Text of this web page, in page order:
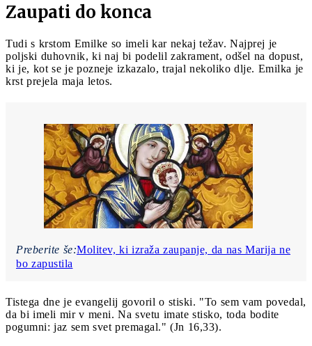
Zaupati do konca
Tudi s krstom Emilke so imeli kar nekaj težav. Najprej je
poljski duhovnik, ki naj bi podelil zakrament, odšel na dopust,
ki je, kot se je pozneje izkazalo, trajal nekoliko dlje. Emilka je
krst prejela maja letos.
Preberite še:Molitev, ki izraža zaupanje, da nas Marija ne
bo zapustila
Tistega dne je evangelij govoril o stiski. "To sem vam povedal,
da bi imeli mir v meni. Na svetu imate stisko, toda bodite
pogumni: jaz sem svet premagal." (Jn 16,33).